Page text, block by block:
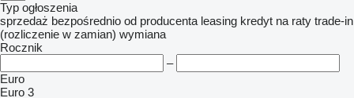
Typ ogłoszenia
sprzedaż bezpośrednio od producenta leasing kredyt na raty trade-in
(rozliczenie w zamian) wymiana
Rocznik
–
Euro
Euro 3